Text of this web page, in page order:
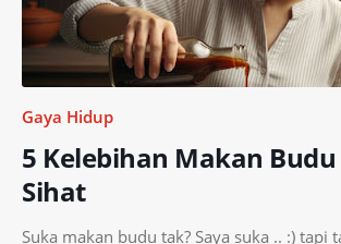
Gaya Hidup
5 Kelebihan Makan Budu
Sihat
Suka makan budu tak? Saya suka .. :) tapi